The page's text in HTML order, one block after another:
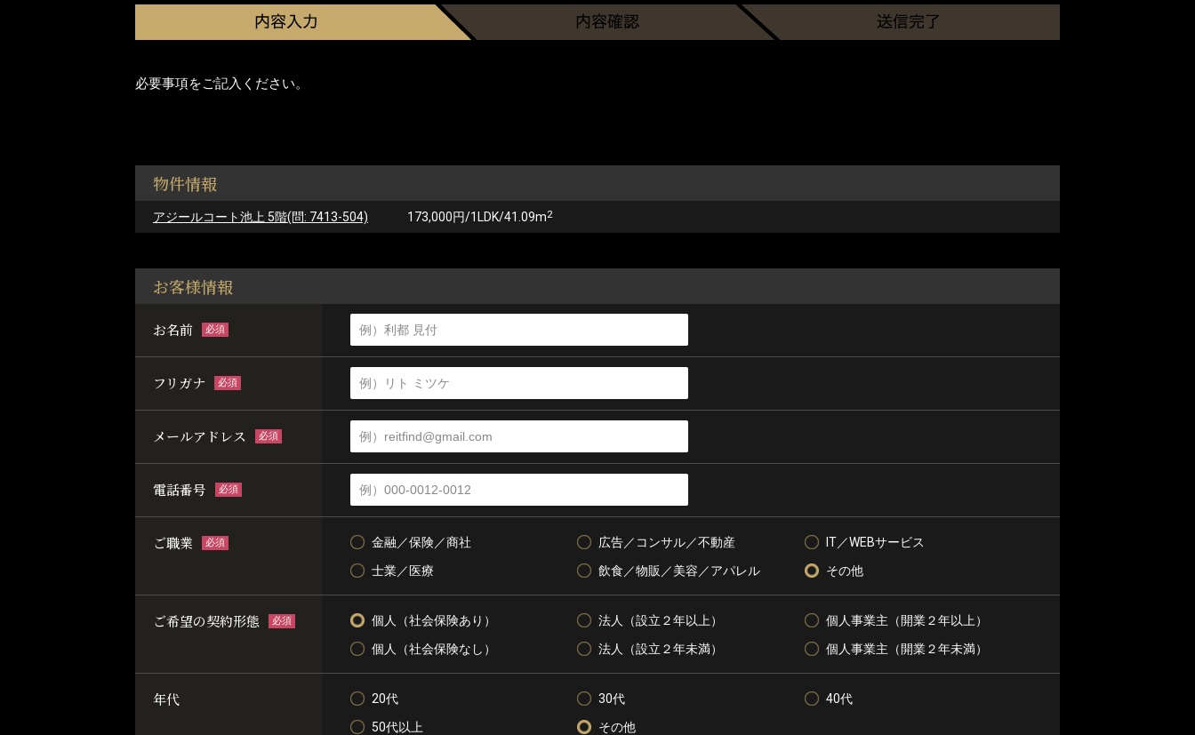
必要事項をご記入ください。
物件情報
アジールコート池上 5階(問: 7413-504) 173,000円/1LDK/41.09m2
お客様情報
お名前 必須
フリガナ 必須
メールアドレス 必須
電話番号 必須
ご職業 必須 金融／保険／商社 広告／コンサル／不動産
IT／WEBサービス
士業／医療
飲食／物販／美容／アパレル その他
ご希望の契約形態 必須 個人（社会保険あり） 法人（設立２年以上）
個人事業主（開業２年以上）
個人（社会保険なし）
法人（設立２年未満） 個人事業主（開業２年未満）
年代 20代 30代
40代
50代以上
その他